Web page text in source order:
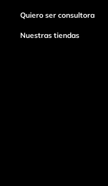
Quiero ser consultora
Nuestras tiendas